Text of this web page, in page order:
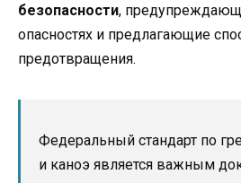
безопасности,
опасностях и предлагающие
предотвращения.
Федеральный стандарт по
и каноэ является важным